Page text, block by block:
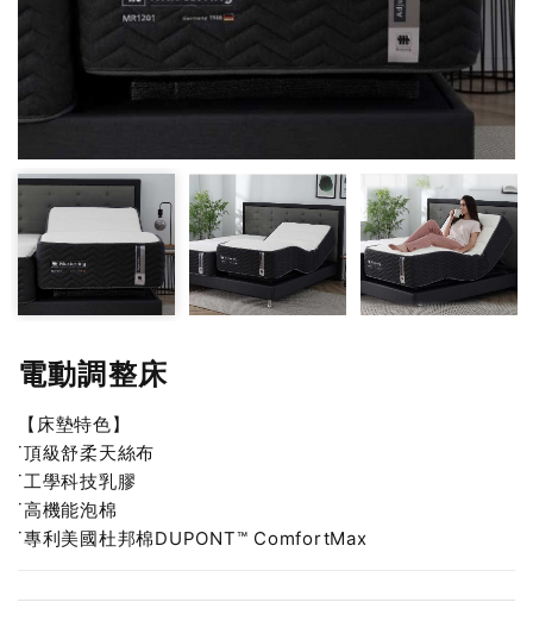
電動調整床
【床墊特色】
˙頂級舒柔天絲布
˙工學科技乳膠
˙高機能泡棉
˙專利美國杜邦棉DUPONT™ ComfortMax